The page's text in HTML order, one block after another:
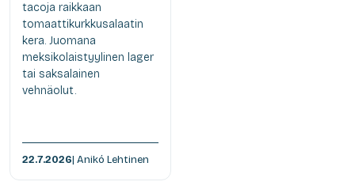
tacoja raikkaan
tomaattikurkkusalaatin
kera. Juomana
meksikolaistyylinen lager
tai saksalainen
vehnäolut.
22.7.2026| Anikó Lehtinen